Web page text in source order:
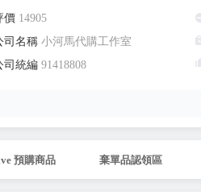
價 14905
司名稱 小河馬代購工作室
司統編 91418808
預購商品 棄單品認領區